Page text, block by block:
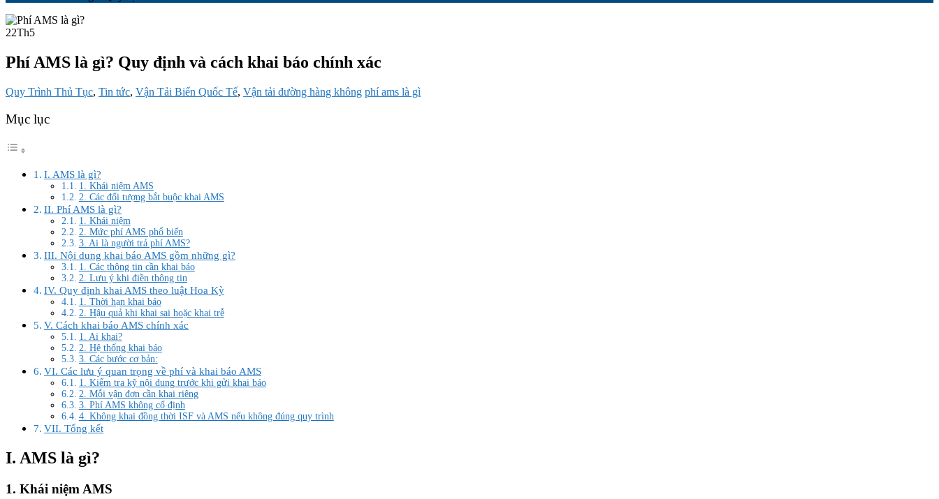
22Th5
Phí AMS là gì? Quy định và cách khai báo chính xác
Quy Trình Thủ Tục, Tin tức, Vận Tải Biển Quốc Tế, Vận tải đường hàng không phí ams là gì
Mục lục
I. AMS là gì?
1. Khái niệm AMS
2. Các đối tượng bắt buộc khai AMS
II. Phí AMS là gì?
1. Khái niệm
2. Mức phí AMS phổ biến
3. Ai là người trả phí AMS?
III. Nội dung khai báo AMS gồm những gì?
1. Các thông tin cần khai báo
2. Lưu ý khi điền thông tin
IV. Quy định khai AMS theo luật Hoa Kỳ
1. Thời hạn khai báo
2. Hậu quả khi khai sai hoặc khai trễ
V. Cách khai báo AMS chính xác
1. Ai khai?
2. Hệ thống khai báo
3. Các bước cơ bản:
VI. Các lưu ý quan trọng về phí và khai báo AMS
1. Kiểm tra kỹ nội dung trước khi gửi khai báo
2. Mỗi vận đơn cần khai riêng
3. Phí AMS không cố định
4. Không khai đồng thời ISF và AMS nếu không đúng quy trình
VII. Tổng kết
I. AMS là gì?
1. Khái niệm AMS